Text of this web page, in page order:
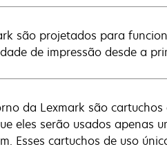
são projetados para
de impressão desde a
da Lexmark são
eles serão usados apenas
Esses cartuchos de uso